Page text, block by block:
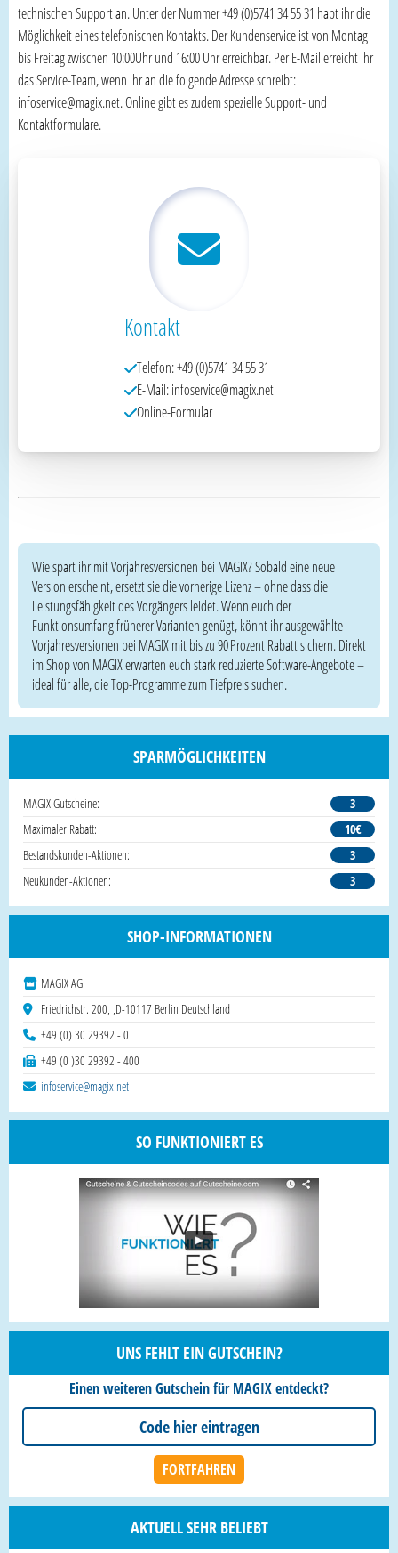
technischen Support an. Unter der Nummer +49 (0)5741 34 55 31 habt ihr die
Möglichkeit eines telefonischen Kontakts. Der Kundenservice ist von Montag
bis Freitag zwischen 10:00Uhr und 16:00 Uhr erreichbar. Per E-Mail erreicht ihr
das Service-Team, wenn ihr an die folgende Adresse schreibt:
infoservice@magix.net. Online gibt es zudem spezielle Support- und
Kontaktformulare.
Kontakt
Telefon: +49 (0)5741 34 55 31
E-Mail: infoservice@magix.net
Online-Formular
Wie spart ihr mit Vorjahresversionen bei MAGIX? Sobald eine neue
Version erscheint, ersetzt sie die vorherige Lizenz – ohne dass die
Leistungsfähigkeit des Vorgängers leidet. Wenn euch der
Funktionsumfang früherer Varianten genügt, könnt ihr ausgewählte
Vorjahresversionen bei MAGIX mit bis zu 90 Prozent Rabatt sichern. Direkt
im Shop von MAGIX erwarten euch stark reduzierte Software-Angebote –
ideal für alle, die Top-Programme zum Tiefpreis suchen.
SPARMÖGLICHKEITEN
MAGIX Gutscheine:
3
Maximaler Rabatt:
10€
Bestandskunden-Aktionen:
3
Neukunden-Aktionen:
3
SHOP-INFORMATIONEN
MAGIX AG
Friedrichstr. 200, ,D-10117 Berlin Deutschland
+49 (0) 30 29392 - 0
+49 (0 )30 29392 - 400
infoservice@magix.net
SO FUNKTIONIERT ES
UNS FEHLT EIN GUTSCHEIN?
Einen weiteren Gutschein für MAGIX entdeckt?
AKTUELL SEHR BELIEBT